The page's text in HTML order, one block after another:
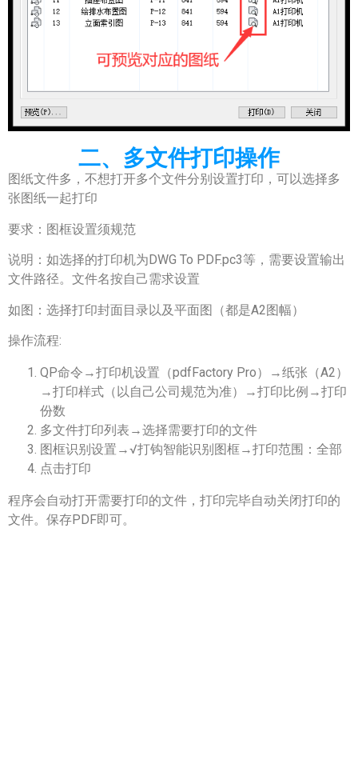
二、多文件打印操作
图纸文件多，不想打开多个文件分别设置打印，可以选择多
张图纸一起打印
要求：图框设置须规范
说明：如选择的打印机为DWG To PDF.pc3等，需要设置输出
文件路径。文件名按自己需求设置
如图：选择打印封面目录以及平面图（都是A2图幅）
操作流程:
QP命令→打印机设置（pdfFactory Pro）→纸张（A2）
→打印样式（以自己公司规范为准）→打印比例→打印
份数
多文件打印列表→选择需要打印的文件
图框识别设置→√打钩智能识别图框→打印范围：全部
点击打印
程序会自动打开需要打印的文件，打印完毕自动关闭打印的
文件。保存PDF即可。